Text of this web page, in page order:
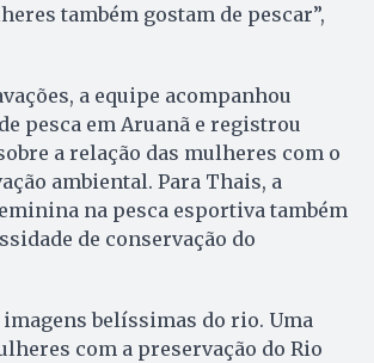
também gostam de pescar”,
a equipe acompanhou
pesca em Aruanã e registrou
a relação das mulheres com o
ambiental. Para Thais, a
na pesca esportiva também
de conservação do
imagens belíssimas do rio. Uma
com a preservação do Rio